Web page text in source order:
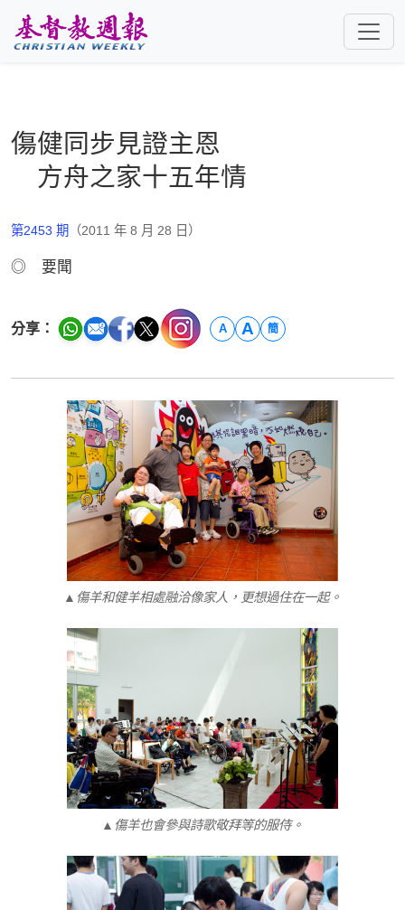
傷健同步見證主恩
方舟之家十五年情
第2453 期 （2011 年 8 月 28 日）
◎ 要聞
分享： A A 簡
▲傷羊和健羊相處融洽像家人，更想過住在一起。
▲傷羊也會參與詩歌敬拜等的服侍。